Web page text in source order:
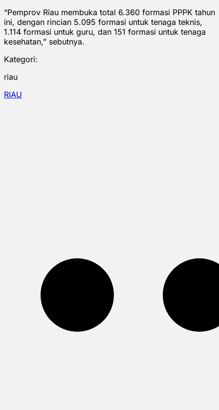
“Pemprov Riau membuka total 6.360 formasi PPPK tahun
ini, dengan rincian 5.095 formasi untuk tenaga teknis,
1.114 formasi untuk guru, dan 151 formasi untuk tenaga
kesehatan,” sebutnya.
Kategori:
riau
RIAU